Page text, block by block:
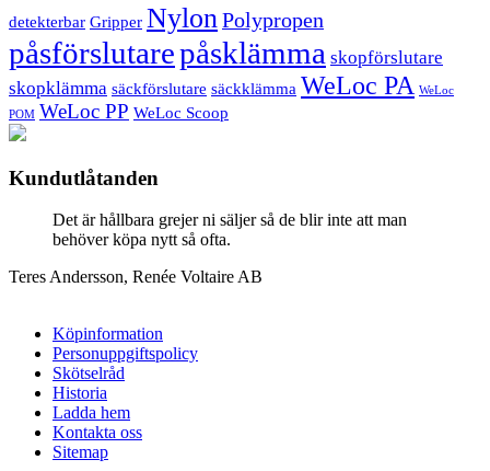
detekterbar Gripper NylonPolypropen
påsförslutarepåsklämma skopförslutare
skopklämma säckförslutare säckklämma WeLoc PA WeLoc
POM WeLoc PP WeLoc Scoop
Kundutlåtanden
Det är hållbara grejer ni säljer så de blir inte att man
behöver köpa nytt så ofta.
Teres Andersson, Renée Voltaire AB
Köpinformation
Personuppgiftspolicy
Skötselråd
Historia
Ladda hem
Kontakta oss
Sitemap